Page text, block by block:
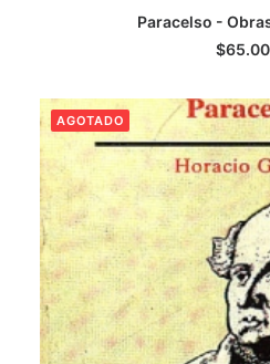
LEER
Paracelso -
$
AGOTADO